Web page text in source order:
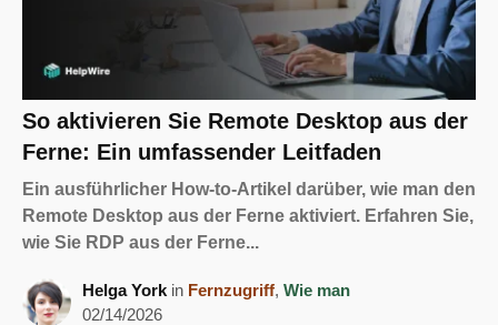
So aktivieren Sie Remote Desktop aus der
Ferne: Ein umfassender Leitfaden
Ein ausführlicher How-to-Artikel darüber, wie man den
Remote Desktop aus der Ferne aktiviert. Erfahren Sie,
wie Sie RDP aus der Ferne...
Helga York in Fernzugriff, Wie man
02/14/2026